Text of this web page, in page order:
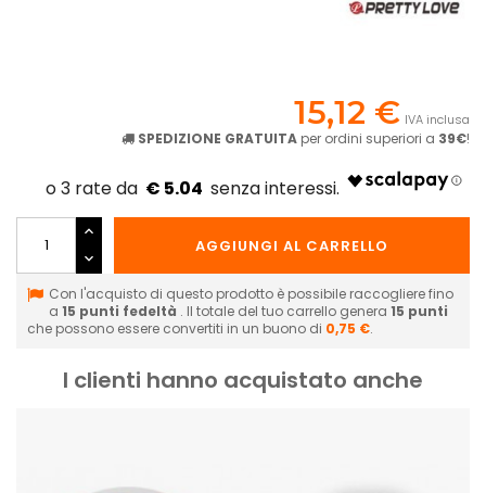
15,12 € IVA inclusa
SPEDIZIONE GRATUITA per ordini superiori a 39€!
€ 5.04
AGGIUNGI AL CARRELLO
Con l'acquisto di questo prodotto è possibile raccogliere fino
a 15 punti fedeltà . Il totale del tuo carrello genera 15 punti
che possono essere convertiti in un buono di 0,75 €.
I clienti hanno acquistato anche